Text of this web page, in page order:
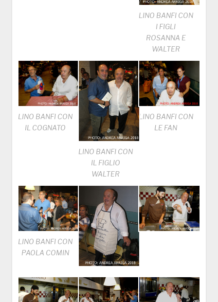
LINO BANFI CON
I FIGLI
ROSANNA E
WALTER
LINO BANFI CON
IL COGNATO
LINO BANFI CON
IL FIGLIO
WALTER
LINO BANFI CON
LE FAN
LINO BANFI CON
PAOLA COMIN